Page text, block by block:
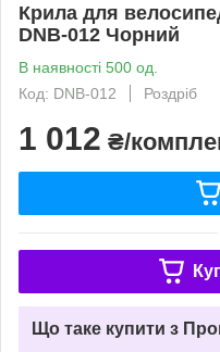
Крила для
DNB-012 Чорний
В наявності 500 од.
Код: DNB-012
Роздріб
1 012 ₴/
Що таке купити з